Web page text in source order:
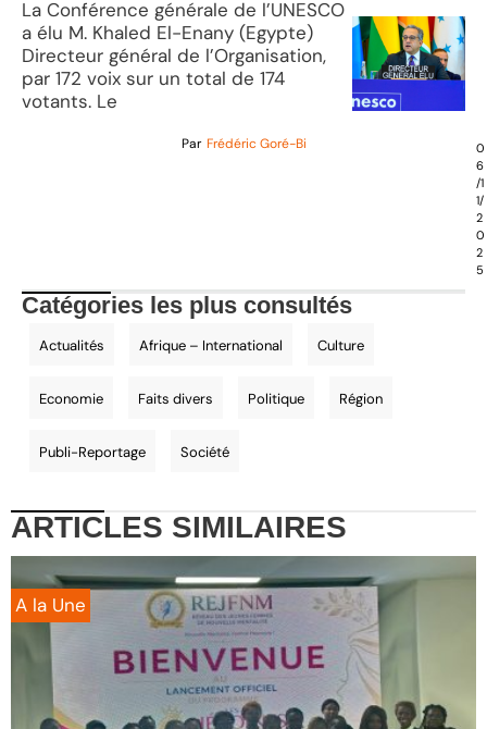
La Conférence générale de l’UNESCO
a élu M. Khaled El-Enany (Egypte)
Directeur général de l’Organisation,
par 172 voix sur un total de 174
votants. Le
Par Frédéric Goré-Bi
0
6
/1
1/
2
0
2
5
Catégories les plus consultés
Actualités Afrique – International Culture
Economie Faits divers Politique Région
Publi-Reportage Société
ARTICLES SIMILAIRES
A la Une